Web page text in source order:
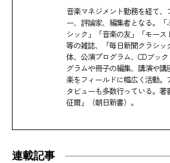
音楽マネジメント勤務を経て、
ー、評論家、編集者となる。「
シック」「音楽の友」「モース
等の雑誌、「毎日新聞クラシッ
体、公演プログラム、CDブッ
グラムや冊子の編集、講演や
楽をフィールドに幅広く活動。
タビューも多数行っている。
征爾」（朝日新書）。
連載記事